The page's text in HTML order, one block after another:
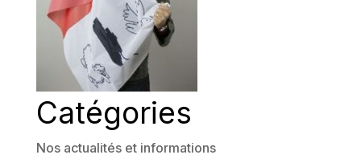
Catégories
Nos actualités et informations